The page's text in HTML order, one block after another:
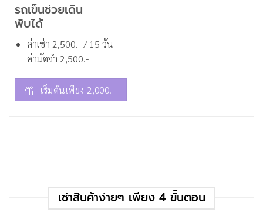
รถเข็นช่วยเดิน
พับได้
ค่าเช่า 2,500.- / 15 วัน
ค่ามัดจำ 2,500.-
เริ่มต้นเพียง 2,000.-
เช่าสินค้าง่ายๆ เพียง 4 ขั้นตอน